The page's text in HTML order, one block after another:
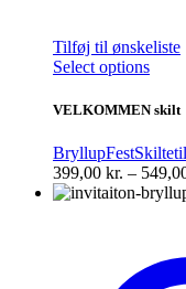
Tilføj til ønskeliste
Select optionsDette
har
kan
VELKOMMEN skilt
BryllupFestSkilte
399,00 kr. –